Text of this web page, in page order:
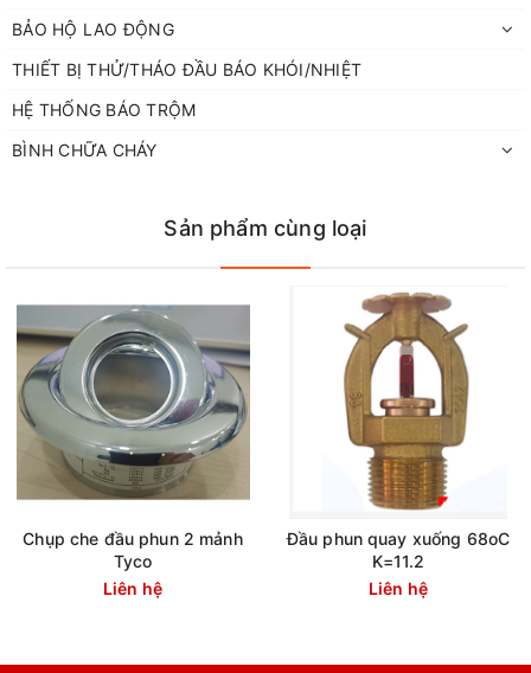
BẢO HỘ LAO ĐỘNG
THIẾT BỊ THỬ/THÁO ĐẦU BÁO KHÓI/NHIỆT
HỆ THỐNG BÁO TRỘM
BÌNH CHỮA CHÁY
Sản phẩm cùng loại
Chụp che đầu phun 2 mảnh
Tyco
Liên hệ
Đầu phun quay xuống 68oC
K=11.2
Liên hệ